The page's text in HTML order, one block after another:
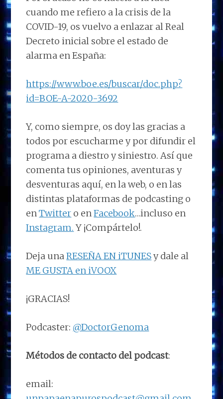
cuando me refiero a la crisis de la
COVID-19, os vuelvo a enlazar al Real
Decreto inicial sobre el estado de
alarma en España:
https://www.boe.es/buscar/doc.php?
id=BOE-A-2020-3692
Y, como siempre, os doy las gracias a
todos por escucharme y por difundir el
programa a diestro y siniestro. Así que
comenta tus opiniones, aventuras y
desventuras aquí, en la web, o en las
distintas plataformas de podcasting o
enTwitter o enFacebook…incluso en
Instagram. Y ¡Compártelo!.
Deja unaRESEÑA EN iTUNESy dale al
ME GUSTA en iVOOX
¡GRACIAS!
Podcaster: @DoctorGenoma
Métodos de contacto del podcast:
email: